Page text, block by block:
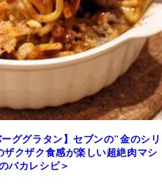
ググラタン】セブンの"金のシリ
クザク食感が楽しい超絶肉マシ
バカレシピ＞